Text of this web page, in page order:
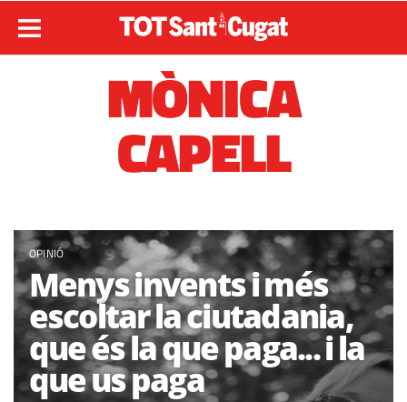
MÒNICA
CAPELL
OPINIÓ
Menys invents i més
escoltar la ciutadania,
que és la que paga... i la
que us paga